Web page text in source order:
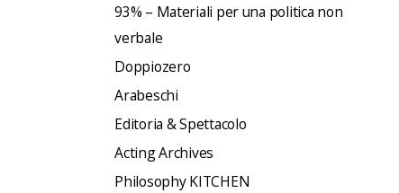
93% – Materiali per una politica non
verbale
Doppiozero
Arabeschi
Editoria & Spettacolo
Acting Archives
Philosophy KITCHEN